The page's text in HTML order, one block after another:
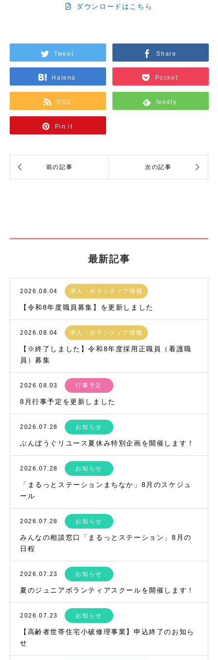
ダウンロードはこちら
Tweet Share
Hatena Pocket
RSS feedly
Pin it
最新記事
2026.08.04 求人・ボランティア情報
【令和8年度職員募集】を更新しました
2026.08.04 求人・ボランティア情報
【※終了しました】令和8年度採用正職員（看護職
員）募集
2026.08.03 行事予定
8月行事予定を更新しました
2026.07.28 お知らせ
ぶんぼうぐリユース夏休み特別企画を開催します！
2026.07.28 お知らせ
「まるっとステーションまちなか」8月のスケジュ
ール
2026.07.28 お知らせ
みんなの相談窓口「まるっとステーション」8月の
日程
2026.07.23 お知らせ
夏のジュニアボランティアスクールを開催します！
2026.07.23 お知らせ
【高齢者世帯住宅小破修理事業】申込終了のお知ら
せ